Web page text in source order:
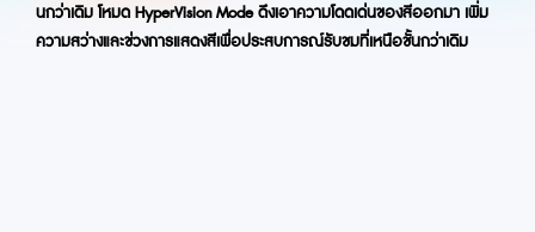
นกว่าเดิม โหมด HyperVision Mode ดึงเอาความโดดเด่นของสีออกมา เพิ่ม
ความสว่างและช่วงการแสดงสีเพื่อประสบการณ์รับชมที่เหนือชั้นกว่าเดิม